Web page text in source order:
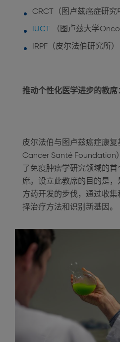
CRCT（图卢兹癌症研究
IUCT （图卢兹大学
IRPF（皮尔法伯研究所）
推动个性化医学进步的教席
皮尔法伯与图卢兹癌症康
Cancer Santé Foundation
了免疫肿瘤学研究领域的
席。设立此教席的目的是
方药开发的步伐，通过收
择治疗方法和识别新基因。